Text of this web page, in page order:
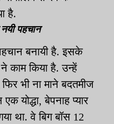
है.
पहचान
बनायी है. इसके
काम किया है. उन्हें
भी ना माने बदतमीज
योद्धा, बेपनाह प्यार
था. वे बिग बॉस 12